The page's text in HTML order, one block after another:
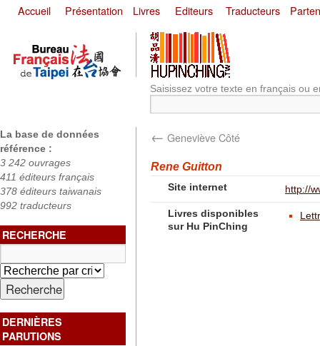
Accueil Présentation Livres Editeurs Traducteurs
Saisissez votre texte en français ou
La base de données
référence :
3 242 ouvrages
411 éditeurs français
378 éditeurs taiwanais
992 traducteurs
RECHERCHE
DERNIÈRES
PARUTIONS
← Geneviève Côté
Rene Guitton
Site internet http://
Livres disponibles
sur Hu PinChing